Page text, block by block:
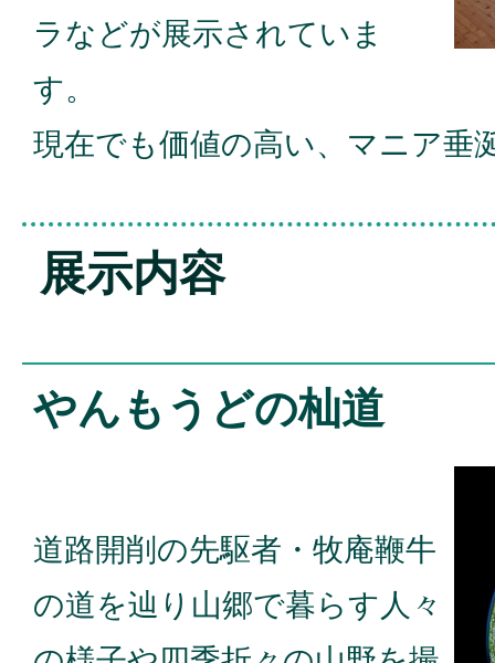
ラなどが展示されていま
す。
現在でも価値の高い、マニア垂
展示内容
やんもうどの杣道
道路開削の先駆者・牧庵鞭牛
の道を辿り山郷で暮らす人々